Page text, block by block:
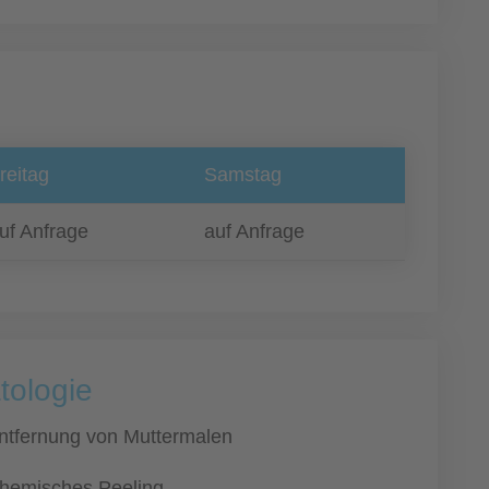
Samstag
Anfrage auf Anfrage
von Muttermalen